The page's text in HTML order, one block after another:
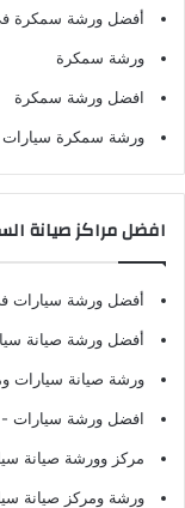
أفضل ورشة سمكرة
ورشة سمكرة
افضل ورشة سمكرة
ورشة سمكرة سيارات
افضل مراكز صيانة
أفضل ورشة سيارات
أفضل ورشة صيانة
ورشة صيانة سيارات
افضل ورشة سيارات
مركز وورشة صيانة
ورشة ومركز صيانة